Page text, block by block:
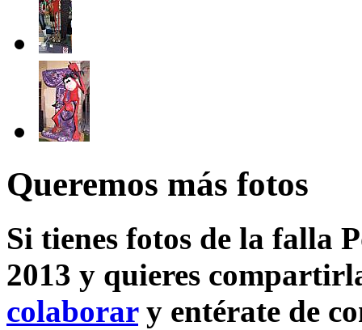
Queremos más fotos
Si tienes fotos de la falla
2013 y quieres
colaborary entérate de